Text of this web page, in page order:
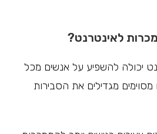
לאינטרנט?
יכולה להשפיע על אנשים מכל
מסוימים מגדילים את הסבירות